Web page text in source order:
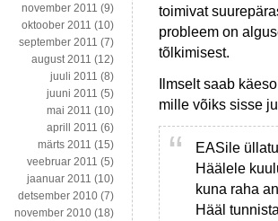
toimivat
probleem on
tõlkimisest.
Ilmselt saab
mille võiks sisse
EASile
Häälele
kuna raha
Hääl
november 2011 (9)
oktoober 2011 (10)
september 2011 (7)
august 2011 (12)
juuli 2011 (8)
juuni 2011 (5)
mai 2011 (10)
aprill 2011 (6)
märts 2011 (15)
veebruar 2011 (5)
jaanuar 2011 (10)
detsember 2010 (7)
november 2010 (18)